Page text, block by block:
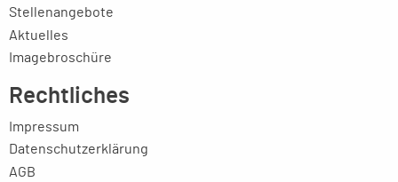
Stellenangebote
Aktuelles
Imagebroschüre
Rechtliches
Impressum
Datenschutzerklärung
AGB